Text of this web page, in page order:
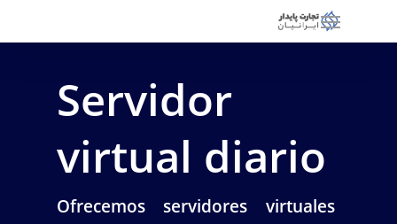
Servidor
virtual diario
Ofrecemos servidores virtuales